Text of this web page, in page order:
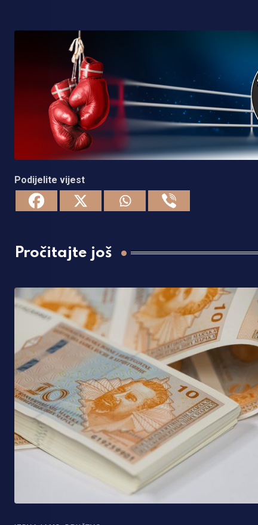
Podijelite vijest
Pročitajte još